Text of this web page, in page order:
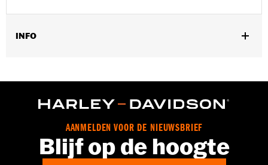
INFO
Installatie-instructies
Per stuk verkocht:Elk
In de doos:Ontstekingsdeksel en installatie-instructies
GARANTIE:,,,,,,,,,,,,,,,,,,,,,,,,,,,,,,,,,,,,,,,,,,,,,,,,,,,,,,,,,,,,,,
AANMELDEN VOOR DE NIEUWSBRIEF
Blijf op de hoogte